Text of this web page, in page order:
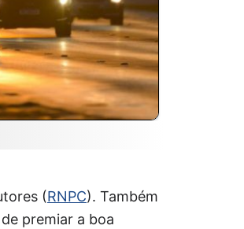
(RNPC). Também
premiar a boa